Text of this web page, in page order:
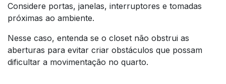
Considere portas, janelas, interruptores e tomadas
próximas ao ambiente.
Nesse caso, entenda se o closet não obstrui as
aberturas para evitar criar obstáculos que possam
dificultar a movimentação no quarto.